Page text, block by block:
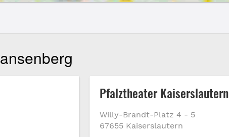
Pfalztheater Kaiserslautern
Willy-Brandt-Platz 4 - 5
67655 Kaiserslautern